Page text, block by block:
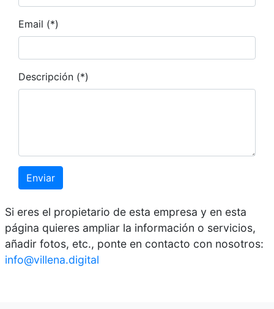
Email (*)
Descripción (*)
Enviar
Si eres el propietario de esta empresa y en esta
página quieres ampliar la información o servicios,
añadir fotos, etc., ponte en contacto con nosotros:
info@villena.digital